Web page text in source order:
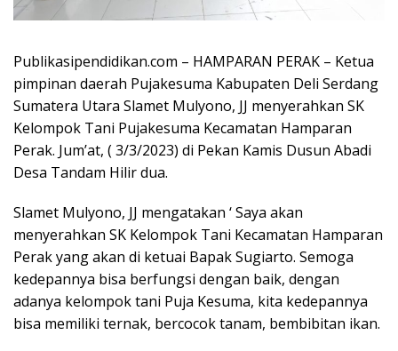
Publikasipendidikan.com – HAMPARAN PERAK – Ketua
pimpinan daerah Pujakesuma Kabupaten Deli Serdang
Sumatera Utara Slamet Mulyono, JJ menyerahkan SK
Kelompok Tani Pujakesuma Kecamatan Hamparan
Perak. Jum’at, ( 3/3/2023) di Pekan Kamis Dusun Abadi
Desa Tandam Hilir dua.
Slamet Mulyono, JJ mengatakan ‘ Saya akan
menyerahkan SK Kelompok Tani Kecamatan Hamparan
Perak yang akan di ketuai Bapak Sugiarto. Semoga
kedepannya bisa berfungsi dengan baik, dengan
adanya kelompok tani Puja Kesuma, kita kedepannya
bisa memiliki ternak, bercocok tanam, bembibitan ikan.